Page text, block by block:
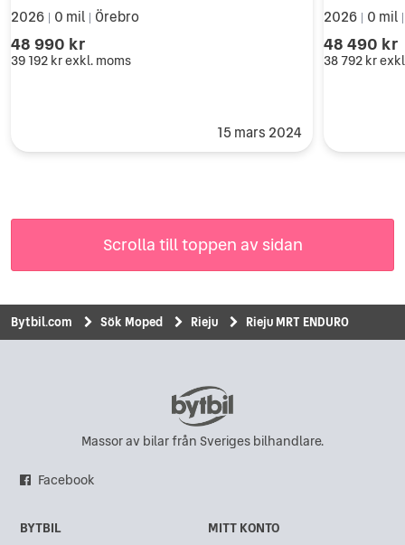
2026 0 mil Örebro
48 990 kr
39 192 krexkl. moms
15 mars 2024
2026 0 mil
48 490 kr
38 792 kr
Scrolla till toppen av sidan
Bytbil.com Sök Moped Rieju Rieju MRT ENDURO
Massor av bilar från Sveriges bilhandlare.
Facebook
BYTBIL MITT KONTO